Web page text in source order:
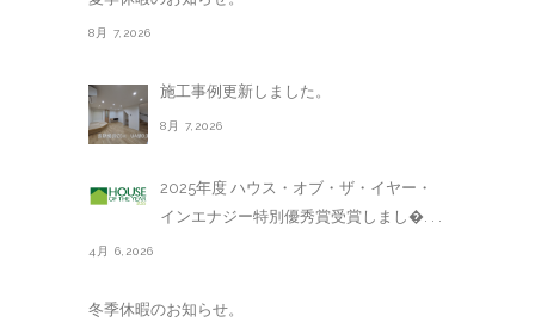
8月 7,2026
施工事例更新しました。
8月 7,2026
2025年度 ハウス・オブ・ザ・イヤー・
インエナジー特別優秀賞受賞しまし�. . .
4月 6,2026
冬季休暇のお知らせ。